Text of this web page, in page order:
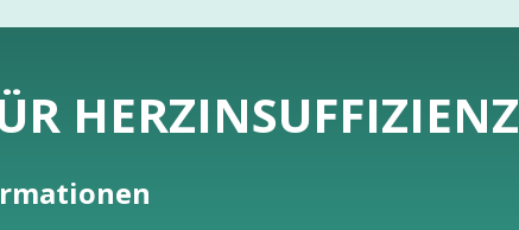
HERZINSUFFIZIENZ